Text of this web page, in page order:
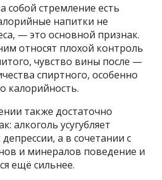
собой стремление есть
напитки не
— это основной признак.
относят плохой контроль
чувство вины после —
спиртного, особенно
калорийность.
также достаточно
алкоголь усугубляет
а в сочетании с
и минералов поведение и
ещё сильнее.